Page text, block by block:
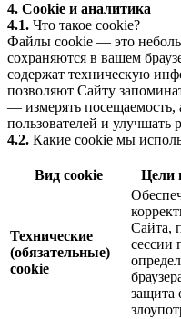
4. Cookie и аналитика
4.1. Что такое cookie?
Файлы cookie — это
сохраняются в вашем
содержат техническую
позволяют Сайту
— измерять посещаемость,
пользователей и улучшать
4.2. Какие cookie мы
Вид cookie Цели
Технические
(обязательные)
cookie
Сайта,
сессии
защита